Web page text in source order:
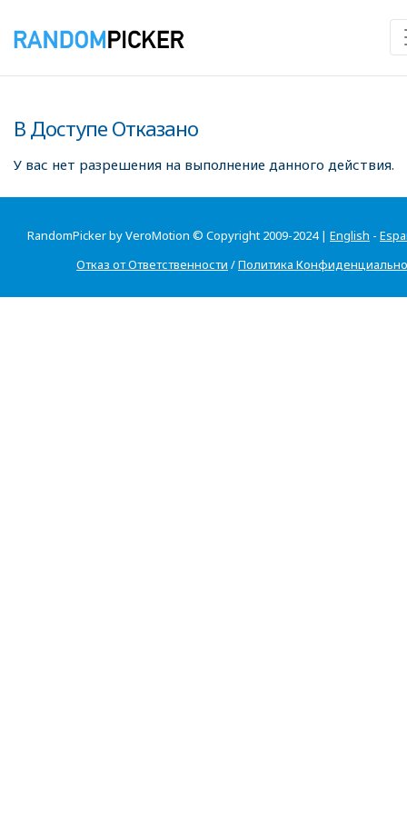
В Доступе Отказано
У вас нет разрешения на выполнение данного действия.
RandomPicker by VeroMotion © Copyright 2009-2024 | English -
Отказ от Ответственности /Политика